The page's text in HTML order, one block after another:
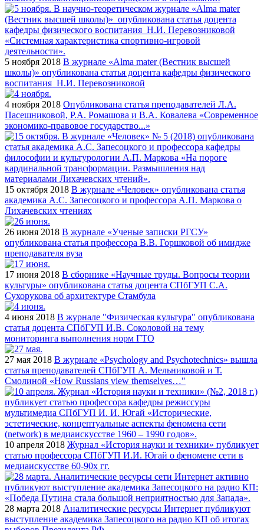
5 ноября 2018 В журнале «Alma mater (Вестник высшей
школы)» опубликована статья доцента кафедры физического
воспитания Н.И. Перевозниковой
4 ноября 2018 Опубликована статья преподавателей Л.А.
Пасешниковой, Р.А. Ромашова и В.А. Ковалева «Современное
экономико-правовое государство...»
15 октября 2018 В журнале «Человек» опубликована статья
академика А.С. Запесоцкого и профессора А.П. Маркова о
Лихачевских чтениях
26 июня 2018 В журнале «Ученые записки РГСУ»
опубликована статья профессора В.В. Горшковой об имидже
преподавателя вуза
17 июня 2018 В сборнике «Научные труды. Вопросы теории
культуры» опубликована статья доцента СПбГУП С.А.
Сухорукова об архитектуре Стамбула
4 июня 2018 В журнале "Физическая культура" опубликована
статья доцента СПбГУП И.В. Соколовой на тему
мониторинга выполнения норм ГТО
27 мая 2018 В журнале «Psychology and Psychotechnics» вышла
статья преподавателей СПбГУП А. Мельниковой и Т.
Смолиной «How Russians view themselves…"
10 апреля 2018 Журнал «История науки и техники» публикует
статью профессора СПбГУП И.И. Югай о феномене сети в
медиаискусстве 60-90х гг.
28 марта 2018 Аналитические ресурсы Интернет публикуют
выступление академика Запесоцкого на радио КП об итогах